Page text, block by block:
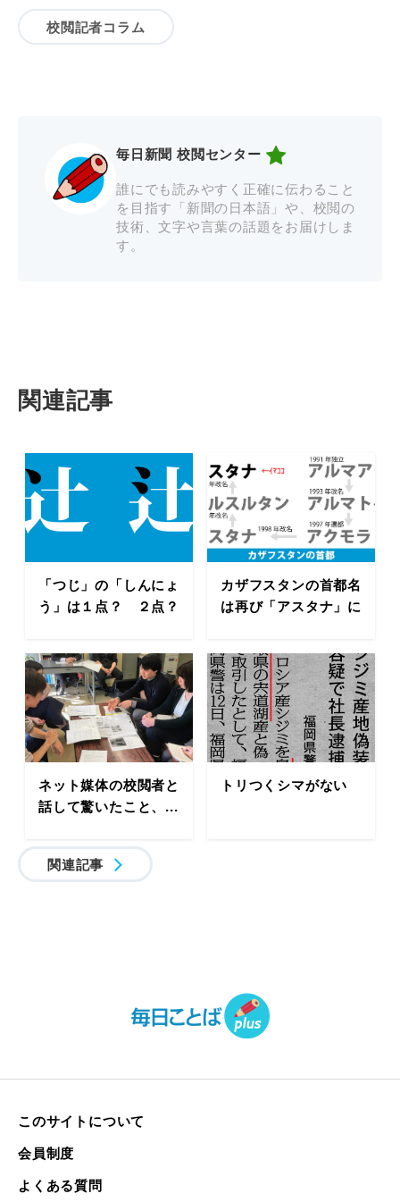
校閲記者コラム
毎日新聞 校閲センター
誰にでも読みやすく正確に伝わること
を目指す「新聞の日本語」や、校閲の
技術、文字や言葉の話題をお届けしま
す。
関連記事
「つじ」の「しんにょ
う」は１点？ ２点？
カザフスタンの首都名
は再び「アスタナ」に
ネット媒体の校閲者と
話して驚いたこと、...
トリつくシマがない
関連記事
このサイトについて
会員制度
よくある質問